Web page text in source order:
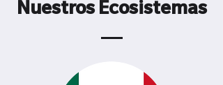
Nuestros Ecosistemas